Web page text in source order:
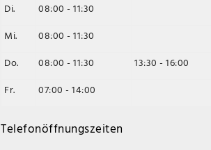
Di.
08:00 - 11:30
Mi.
08:00 - 11:30
Do.
08:00 - 11:30
13:30 - 16:00
Fr.
07:00 - 14:00
Telefonöffnungszeiten